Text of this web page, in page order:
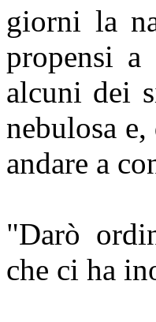
giorni la
propensi a
alcuni dei
nebulosa
andare a
"Darò
che ci ha